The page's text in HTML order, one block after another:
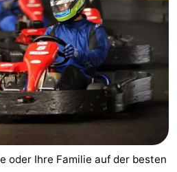
oder Ihre Familie auf der besten